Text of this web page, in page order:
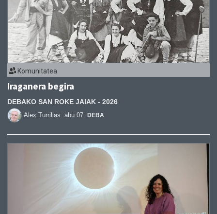
Komunitatea
Iraganera begira
DEBAKO SAN ROKE JAIAK - 2026
Alex Turrillas abu 07 DEBA